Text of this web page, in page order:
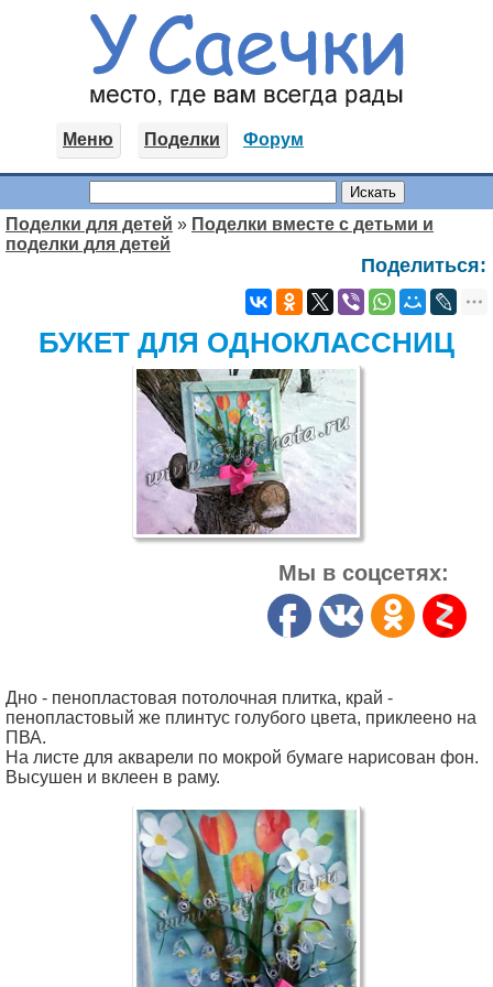
Меню Поделки Форум
Поделки для детей » Поделки вместе с детьми и
поделки для детей
Поделиться:
БУКЕТ ДЛЯ ОДНОКЛАССНИЦ
Мы в соцсетях:
Дно - пенопластовая потолочная плитка, край -
пенопластовый же плинтус голубого цвета, приклеено на
ПВА.
На листе для акварели по мокрой бумаге нарисован фон.
Высушен и вклеен в раму.